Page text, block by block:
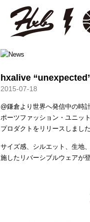
hxalive
2015-07-18
@鎌倉より世界へ発信中の時
ポーツファッション・ユニッ
プロダクトをリリースしました
サイズ感、シルエット、生地
施したリバーシブルウェアが